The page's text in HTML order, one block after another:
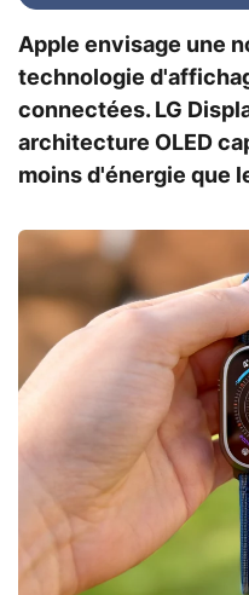
Apple envisage une
technologie
connectées. LG
architecture OLED
moins d'énergie que